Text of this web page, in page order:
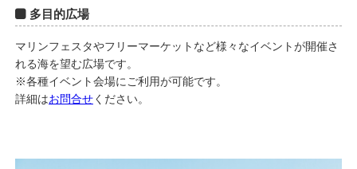
多目的広場
マリンフェスタやフリーマーケットなど様々なイベントが開催さ
れる海を望む広場です。
※各種イベント会場にご利用が可能です。
詳細はお問合せください。